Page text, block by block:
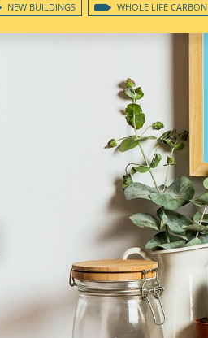
NEW BUILDINGS WHOLE LIFE CARBON